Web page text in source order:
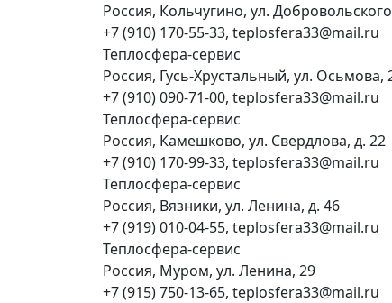
Россия, Кольчугино, ул.
+7 (910) 170-55-33, teplosfera33@mail.ru
Теплосфера-сервис
Россия, Гусь-Хрустальный, ул. Осьмова,
+7 (910) 090-71-00, teplosfera33@mail.ru
Теплосфера-сервис
Россия, Камешково, ул. Свердлова, д. 22
+7 (910) 170-99-33, teplosfera33@mail.ru
Теплосфера-сервис
Россия, Вязники, ул. Ленина, д. 46
+7 (919) 010-04-55, teplosfera33@mail.ru
Теплосфера-сервис
Россия, Муром, ул. Ленина, 29
+7 (915) 750-13-65, teplosfera33@mail.ru